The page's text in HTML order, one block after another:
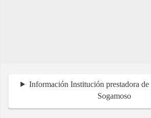
Información Institución prestadora de
Sogamoso